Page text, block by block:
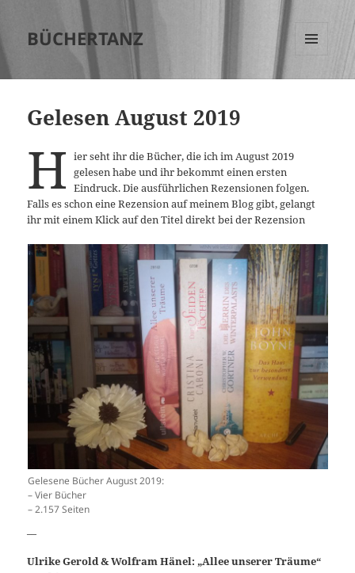
BÜCHERTANZ
UND
Gelesen August 2019
H ier seht ihr die Bücher, die ich im August 2019
gelesen habe und ihr bekommt einen ersten
Eindruck. Die ausführlichen Rezensionen folgen.
Falls es schon eine Rezension auf meinem Blog gibt, gelangt
ihr mit einem Klick auf den Titel direkt bei der Rezension
Gelesene Bücher August 2019:
– Vier Bücher
– 2.157 Seiten
Ulrike Gerold & Wolfram Hänel: „Allee unserer Träume“